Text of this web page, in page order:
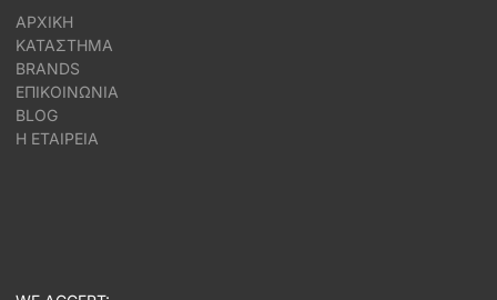
ΑΡΧΙΚΗ
ΚΑΤΑΣΤΗΜΑ
BRANDS
ΕΠΙΚΟΙΝΩΝΙΑ
BLOG
Η ΕΤΑΙΡΕΙΑ